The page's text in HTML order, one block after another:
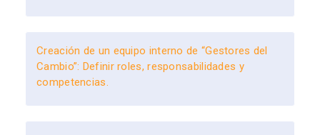
Creación de un equipo interno de “Gestores del
Cambio”: Definir roles, responsabilidades y
competencias.